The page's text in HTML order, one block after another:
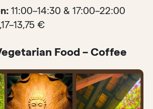
11:00–14:30 & 17:00–22:00
€
Food – Coffee